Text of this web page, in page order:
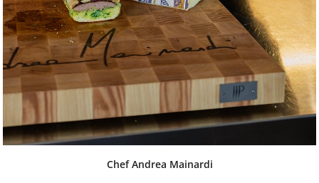
Chef Andrea Mainardi